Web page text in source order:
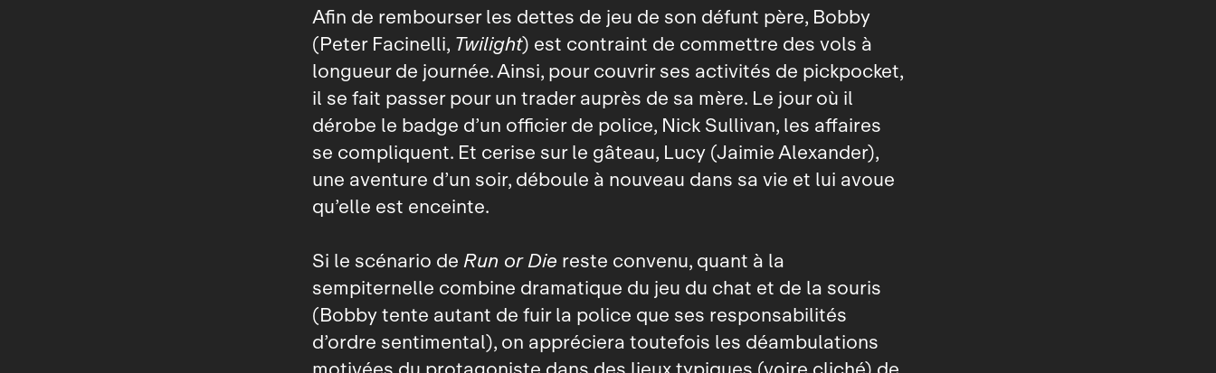
Afin de rembourser les dettes de jeu de son défunt père, Bobby
(Peter Facinelli, Twilight) est contraint de commettre des vols à
longueur de journée. Ainsi, pour couvrir ses activités de pickpocket,
il se fait passer pour un trader auprès de sa mère. Le jour où il
dérobe le badge d’un officier de police, Nick Sullivan, les affaires
se compliquent. Et cerise sur le gâteau, Lucy (Jaimie Alexander),
une aventure d’un soir, déboule à nouveau dans sa vie et lui avoue
qu’elle est enceinte.
Si le scénario de Run or Die reste convenu, quant à la
sempiternelle combine dramatique du jeu du chat et de la souris
(Bobby tente autant de fuir la police que ses responsabilités
d’ordre sentimental), on appréciera toutefois les déambulations